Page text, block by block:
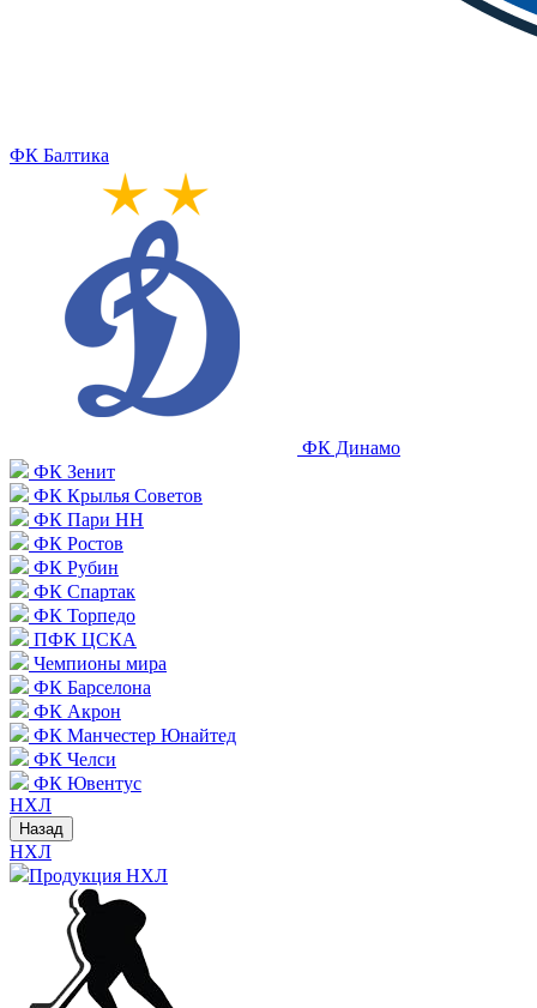
ФК Балтика
ФК Динамо
ФК Зенит
ФК Крылья Советов
ФК Пари НН
ФК Ростов
ФК Рубин
ФК Спартак
ФК Торпедо
ПФК ЦСКА
Чемпионы мира
ФК Барселона
ФК Акрон
ФК Манчестер Юнайтед
ФК Челси
ФК Ювентус
НХЛ
Назад
НХЛ
Продукция НХЛ